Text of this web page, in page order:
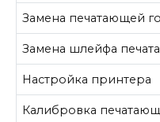
Замена печатающей
Замена шлейфа
Настройка принтера
Калибровка